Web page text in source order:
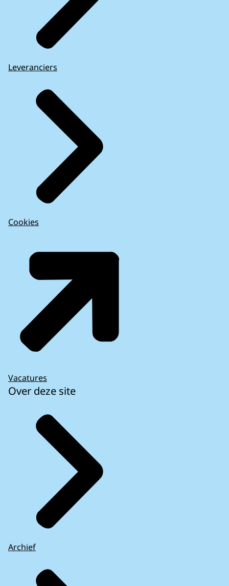
Leveranciers
Cookies
Vacatures
Over deze site
Archief